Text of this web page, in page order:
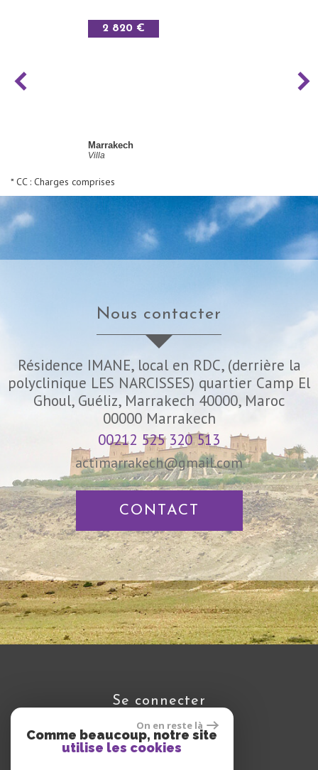
On en reste là
Comme beaucoup, notre site
utilise les cookies
2 820 €
Marrakech
Villa
* CC : Charges comprises
nous contacter
Résidence IMANE, local en RDC, (derrière la
polyclinique LES NARCISSES) quartier Camp El
Ghoul, Guéliz, Marrakech 40000, Maroc
00000 Marrakech
00212 525 320 513
actimarrakech@gmail.com
CONTACT
se connecter